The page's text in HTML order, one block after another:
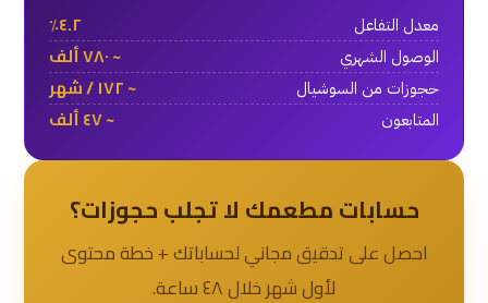
معدل التفاعل ٤.٢٪
الوصول الشهري ~ ٧٨٠ ألف
حجوزات من السوشيال ~ ١٧٢ / شهر
المتابعون ~ ٤٧ ألف
حسابات مطعمك لا تجلب حجوزات؟
احصل على تدقيق مجاني لحساباتك + خطة محتوى
لأول شهر خلال ٤٨ ساعة.